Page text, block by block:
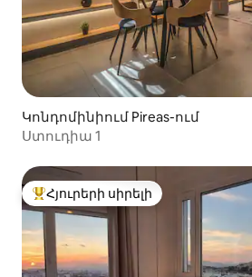
Կոնդոմինիում Pireas-ում
Ստուդիա 1
Հյուրերի սիրելի լավագույն տները
Հյուրերի սիրելի